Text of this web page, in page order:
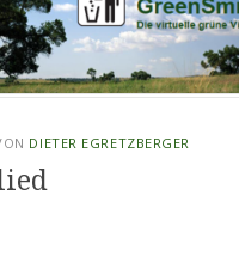
DIETER EGRETZBERGER